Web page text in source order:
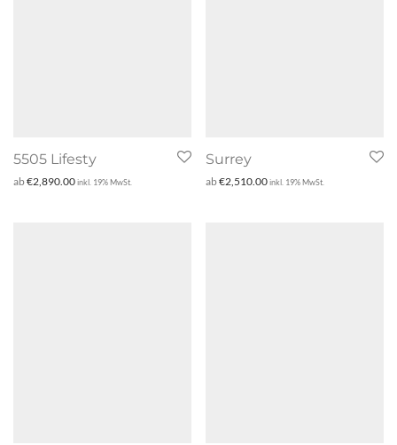
5505 Lifesty
ab€2,890.00inkl. 19% MwSt.
Surrey
ab€2,510.00inkl. 19% MwSt.